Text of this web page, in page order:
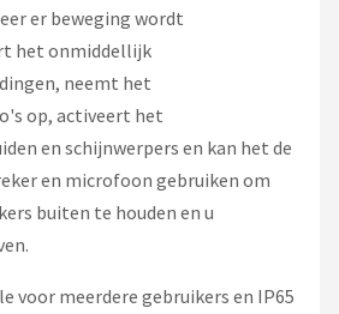
er beweging wordt
het onmiddellijk
neemt het
op, activeert het
en schijnwerpers en kan het de
en microfoon gebruiken om
buiten te houden en u
voor meerdere gebruikers en IP65